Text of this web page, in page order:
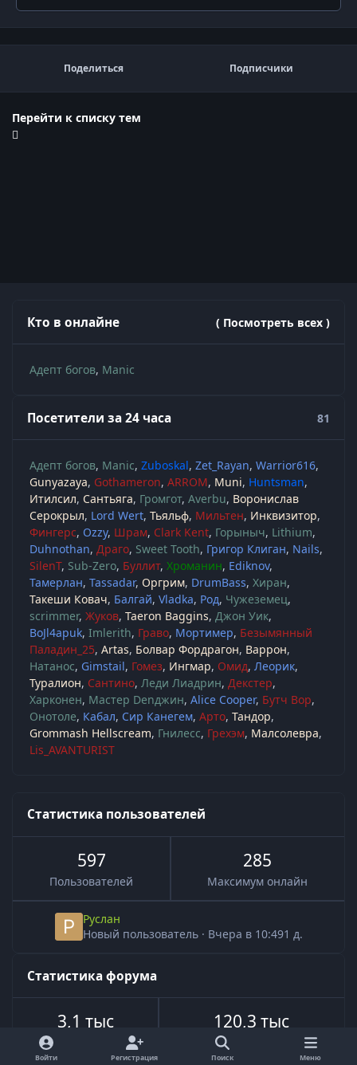
Поделиться Подписчики
Перейти к списку тем
Кто в онлайне ( Посмотреть всех )
Адепт богов Manic
Посетители за 24 часа 81
Адепт богов Manic Zuboskal Zet_Rayan Warrior616
Gunyazaya Gothameron ARROM Muni Huntsman
Итилсил Сантьяга Громгот Averbu Воронислав
Серокрыл Lord Wert Тьяльф Мильтен Инквизитор
Фингерс Ozzy Шрам Clark Kent Горыныч Lithium
Duhnothan Драго Sweet Tooth Григор Клиган Nails
SilenT Sub-Zero Буллит Хроманин Ediknov
Тамерлан Tassadar Оргрим DrumBass Хиран
Такеши Ковач Балгай Vladka Род Чужеземец
scrimmer Жуков Taeron Baggins Джон Уик
BoJl4apuk Imlerith Граво Мортимер Безымянный
Паладин_25 Artas Болвар Фордрагон Варрон
Натанос Gimstail Гомез Ингмар Омид Леорик
Туралион Сантино Леди Лиадрин Декстер
Харконен Мастер Denджин Alice Cooper Бутч Вор
Онотоле Кабал Сир Канегем Арто Тандор
Grommash Hellscream Гнилесс Грехэм Малсолевра
Lis_AVANTURIST
Статистика пользователей
597
Пользователей
285
Максимум онлайн
Руслан
Новый пользователь · Вчера в 10:491 д.
Статистика форума
3,1 тыс
Всего сообщений
120,3 тыс
Войти Регистрация Поиск Меню